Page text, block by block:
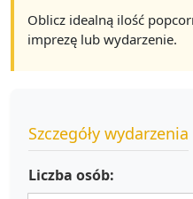
Oblicz idealną ilość
imprezę lub wydarzenie.
Szczegóły wydarzenia
Liczba osób: